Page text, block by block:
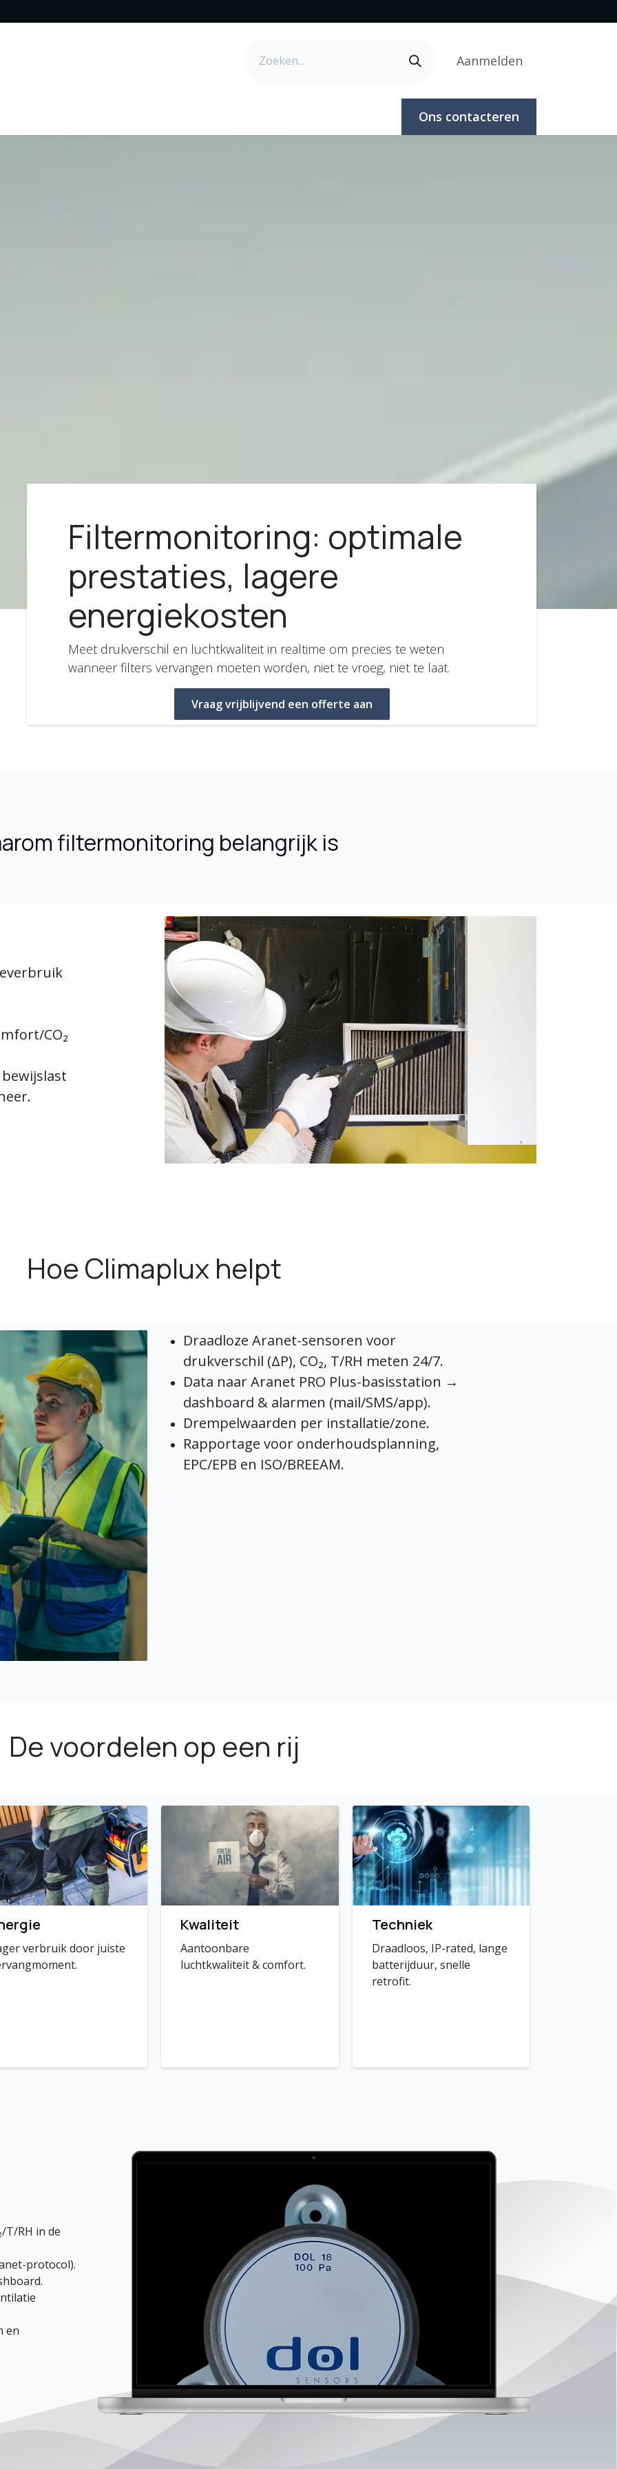
Aanmelden
Ons contacteren
Filtermonitoring: optimale
prestaties, lagere
energiekosten
Meet drukverschil en luchtkwaliteit in realtime om precies te weten
wanneer filters vervangen moeten worden, niet te vroeg, niet te laat.
Vraag vrijblijvend een offerte aan
filtermonitoring belangrijk is
CO₂
Hoe Climaplux helpt
Draadloze Aranet-sensoren voor
drukverschil (ΔP), CO₂, T/RH meten 24/7.
Data naar Aranet PRO Plus-basisstation →
dashboard & alarmen (mail/SMS/app).
Drempelwaarden per installatie/zone.
Rapportage voor onderhoudsplanning,
EPC/EPB en ISO/BREEAM.
De voordelen op een rij
Kwaliteit
Aantoonbare
luchtkwaliteit & comfort.
Techniek
Draadloos, IP-rated, lange
batterijduur, snelle
retrofit.
verbruik door juiste
T/RH in de
protocol).
en